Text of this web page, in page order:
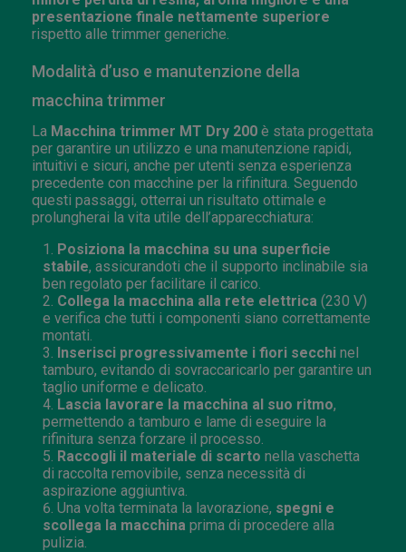
presentazione finale nettamente superiore
rispetto alle trimmer generiche.
Modalità d’uso e manutenzione della
macchina trimmer
La Macchina trimmer MT Dry 200 è stata progettata
per garantire un utilizzo e una manutenzione rapidi,
intuitivi e sicuri, anche per utenti senza esperienza
precedente con macchine per la rifinitura. Seguendo
questi passaggi, otterrai un risultato ottimale e
prolungherai la vita utile dell’apparecchiatura:
Posiziona la macchina su una superficie
stabile, assicurandoti che il supporto inclinabile sia
ben regolato per facilitare il carico.
Collega la macchina alla rete elettrica (230 V)
e verifica che tutti i componenti siano correttamente
montati.
Inserisci progressivamente i fiori secchi nel
tamburo, evitando di sovraccaricarlo per garantire un
taglio uniforme e delicato.
Lascia lavorare la macchina al suo ritmo,
permettendo a tamburo e lame di eseguire la
rifinitura senza forzare il processo.
Raccogli il materiale di scarto nella vaschetta
di raccolta removibile, senza necessità di
aspirazione aggiuntiva.
Una volta terminata la lavorazione, spegni e
scollega la macchina prima di procedere alla
pulizia.